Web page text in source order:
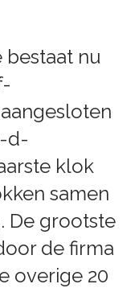
bestaat nu
d-
klok
samen
De grootste
de firma
overige 20